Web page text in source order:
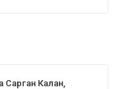
Сарган Калан,